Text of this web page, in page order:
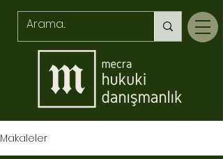
Makaleler